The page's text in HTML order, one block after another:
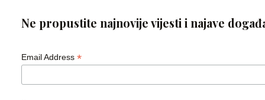
Ne propustite najnovije vijesti i najave
Email Address *